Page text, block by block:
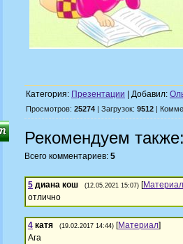
Категория: Презентации | Добавил:
Просмотров: 25274 | Загрузок: 9512 |
Рекомендуем
Всего комментариев: 5
5 диана кош (12.05.2021 15:07) [Материал
отлично
4 катя (19.02.2017 14:44) [Материал]
Ага